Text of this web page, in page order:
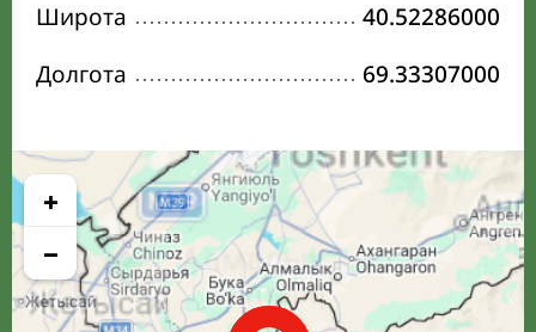
Широта
40.52286000
Долгота
69.33307000
+
−